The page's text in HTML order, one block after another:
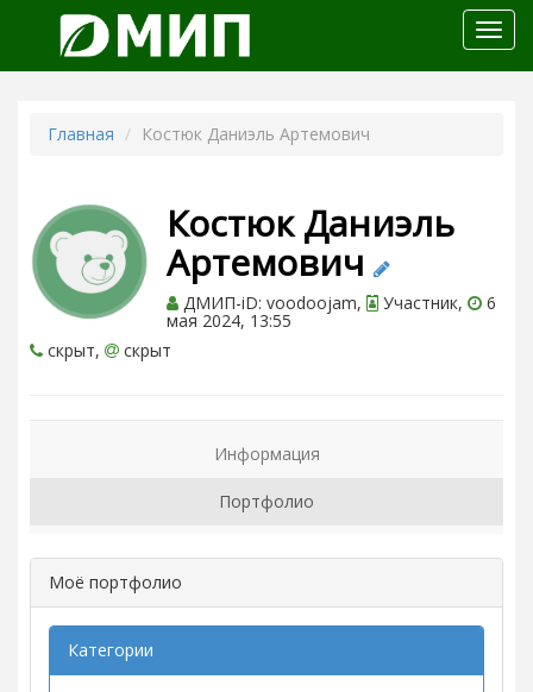
меню
Главная Костюк Даниэль Артемович
Костюк Даниэль
Артемович
ДМИП-iD: voodoojam, Участник, 6
мая 2024, 13:55
скрыт,
скрыт
Информация
Портфолио
Моё портфолио
Категории